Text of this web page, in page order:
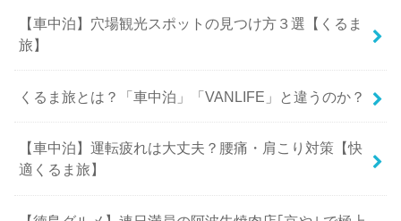
【車中泊】穴場観光スポットの見つけ方３選【くるま
旅】
くるま旅とは？「車中泊」「VANLIFE」と違うのか？
【車中泊】運転疲れは大丈夫？腰痛・肩こり対策【快
適くるま旅】